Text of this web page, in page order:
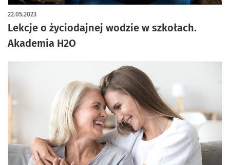
Lekcje o życiodajnej wodzie w szkołach.
Akademia H2O
22.05.2023